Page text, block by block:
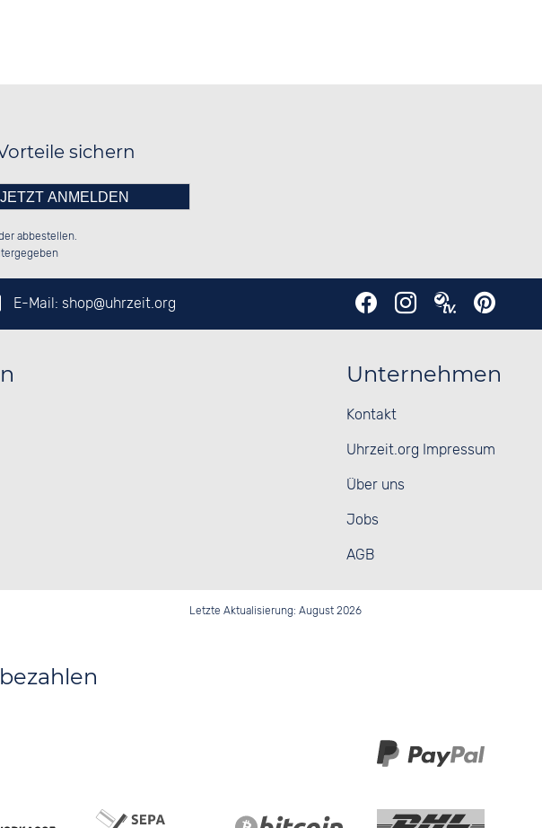
sichern
die Zahl in
Feld ein.
abbestellen.
E-Mail: shop@uhrzeit.org
Unternehmen
Kontakt
Uhrzeit.org Impressum
Über uns
Jobs
AGB
Letzte Aktualisierung: August 2026